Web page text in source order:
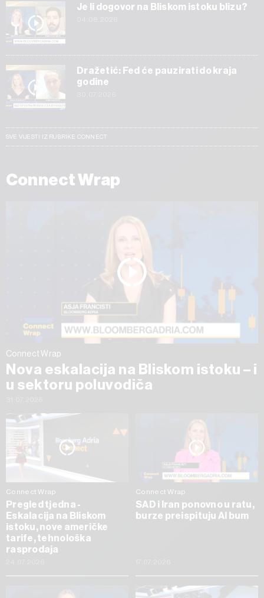
Je li dogovor na Bliskom istoku blizu?
Dražetić: Fed će pauzirati do kraja
godine
SVE VIJESTI IZ RUBRIKE CONNECT
Connect Wrap
Connect Wrap
Nova eskalacija na Bliskom istoku – i
u sektoru poluvodiča
Connect Wrap
Pregled tjedna -
Eskalacija na Bliskom
istoku, nove američke
tarife, tehnološka
rasprodaja
Connect Wrap
SAD i Iran ponovno u ratu,
burze preispituju AI bum